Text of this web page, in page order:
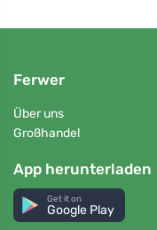
Ferwer
Über uns
Großhandel
App herunterladen
Get it on
Google Play